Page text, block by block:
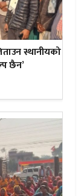
स्थानीयको
छैन’